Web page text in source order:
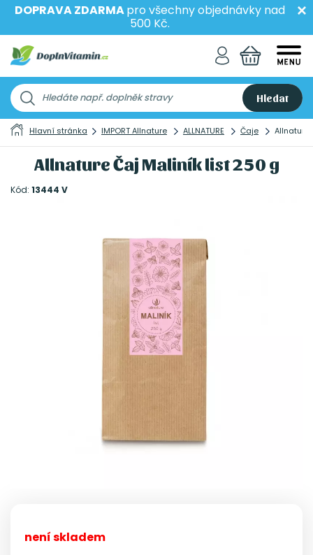
DOPRAVA ZDARMApro všechny objednávky nad
500 Kč.
Hledat
Hlavní stránka IMPORT Allnature ALLNATURE Čaje Allnature
Allnature Čaj Maliník list 250 g
Kód: 13444 V
není skladem